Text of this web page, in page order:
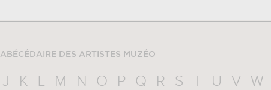
ABÉCÉDAIRE DES ARTISTES MUZÉO
J K L M N O P Q R S T U V W